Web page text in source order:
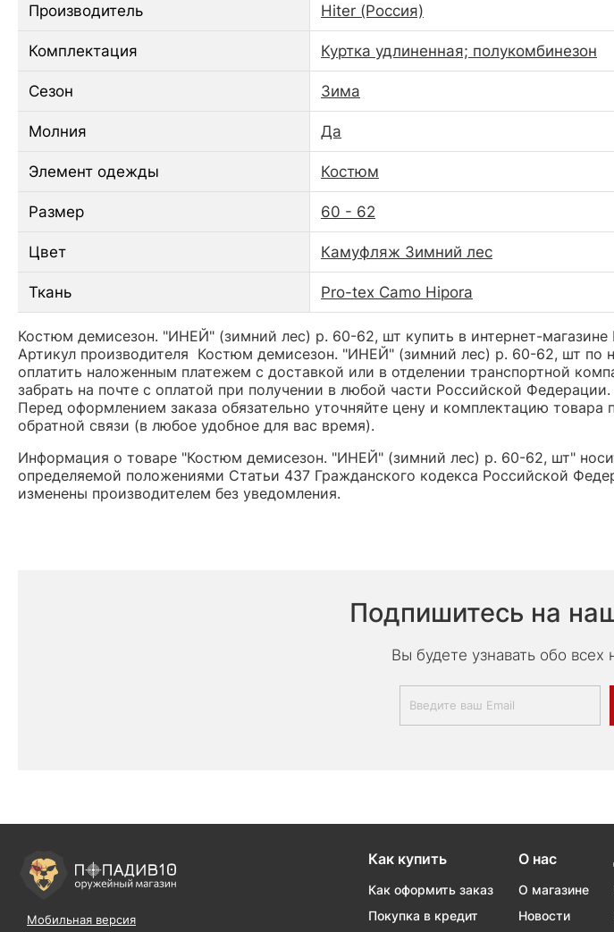
Производитель Hiter (Россия)
Комплектация Куртка удлиненная; полукомбинезон
Сезон Зима
Молния Да
Элемент одежды Костюм
Размер 60 - 62
Цвет Камуфляж Зимний лес
Ткань Pro-tex Camo Hipora
Костюм демисезон. "ИНЕЙ" (зимний лес) р. 60-62, шт купить в интернет-магазине
Артикул производителя Костюм демисезон. "ИНЕЙ" (зимний лес) р. 60-62, шт
оплатить наложенным платежем с доставкой или в отделении транспортной
забрать на почте с оплатой при получении в любой части Российской Федерации.
Перед оформлением заказа обязательно уточняйте цену и комплектацию
обратной связи (в любое удобное для вас время).
Информация о товаре "Костюм демисезон. "ИНЕЙ" (зимний лес) р. 60-62, шт"
определяемой положениями Статьи 437 Гражданского кодекса Российской
изменены производителем без уведомления.
Подпишитесь на
Вы будете узнавать обо
Мобильная версия
Как купить
Как оформить заказ
Покупка в кредит
О нас
О магазине
Новости